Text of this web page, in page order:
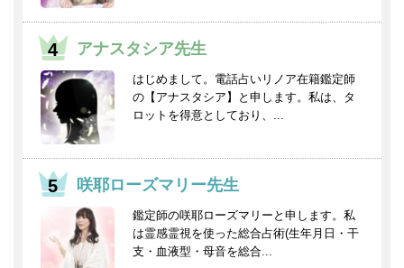
アナスタシア先生
はじめまして。電話占いリノア在籍鑑定師
の【アナスタシア】と申します。私は、タ
ロットを得意としており、...
咲耶ローズマリー先生
鑑定師の咲耶ローズマリーと申します。私
は霊感霊視を使った総合占術(生年月日・干
支・血液型・母音を総合...